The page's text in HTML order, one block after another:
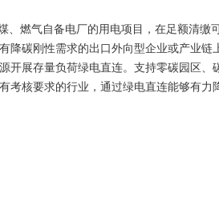
、燃气自备电厂的用电项目，在足额清
降碳刚性需求的出口外向型企业或产业
开展存量负荷绿电直连。支持零碳园区
考核要求的行业，通过绿电直连能够有